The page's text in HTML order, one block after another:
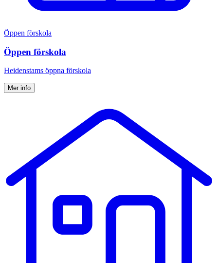
Öppen förskola
Öppen förskola
Heidenstams öppna förskola
Mer info